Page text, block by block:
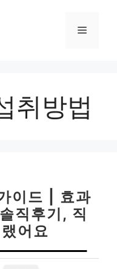
메
취방법
이드 | 효과
직후기, 직
어요